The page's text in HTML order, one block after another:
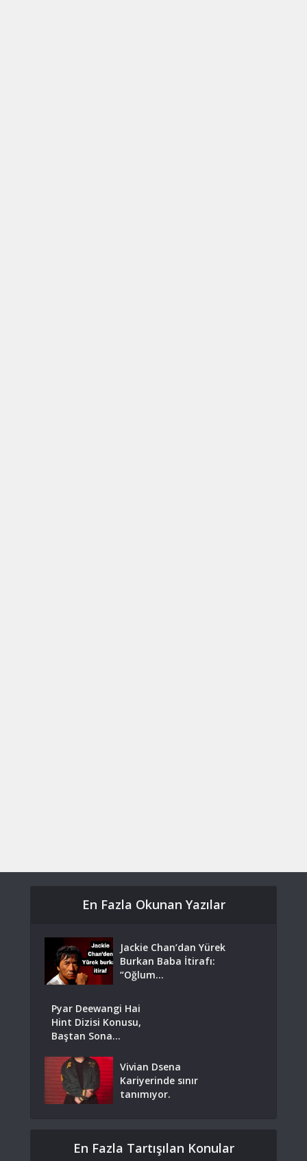
En Fazla Okunan Yazılar
Jackie Chan’dan Yürek
Burkan Baba İtirafı:
“Oğlum...
Pyar Deewangi Hai
Hint Dizisi Konusu,
Baştan Sona...
Vivian Dsena
Kariyerinde sınır
tanımıyor.
En Fazla Tartışılan Konular